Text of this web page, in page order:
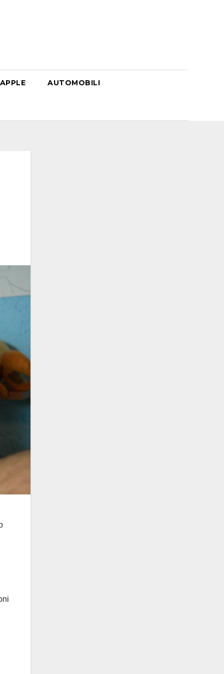
APPLE AUTOMOBILI